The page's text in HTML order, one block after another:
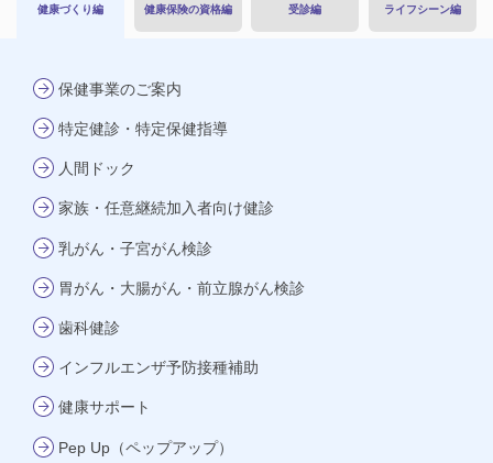
健康づくり編 健康保険の資格編 受診編 ライフシーン編
保健事業のご案内
特定健診・特定保健指導
人間ドック
家族・任意継続加入者向け健診
乳がん・子宮がん検診
胃がん・大腸がん・前立腺がん検診
歯科健診
インフルエンザ予防接種補助
健康サポート
Pep Up（ペップアップ）